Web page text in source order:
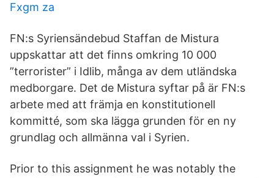
Fxgm za
FN:s Syriensändebud Staffan de Mistura
uppskattar att det finns omkring 10 000
”terrorister” i Idlib, många av dem utländska
medborgare. Det de Mistura syftar på är FN:s
arbete med att främja en konstitutionell
kommitté, som ska lägga grunden för en ny
grundlag och allmänna val i Syrien.
Prior to this assignment he was notably the